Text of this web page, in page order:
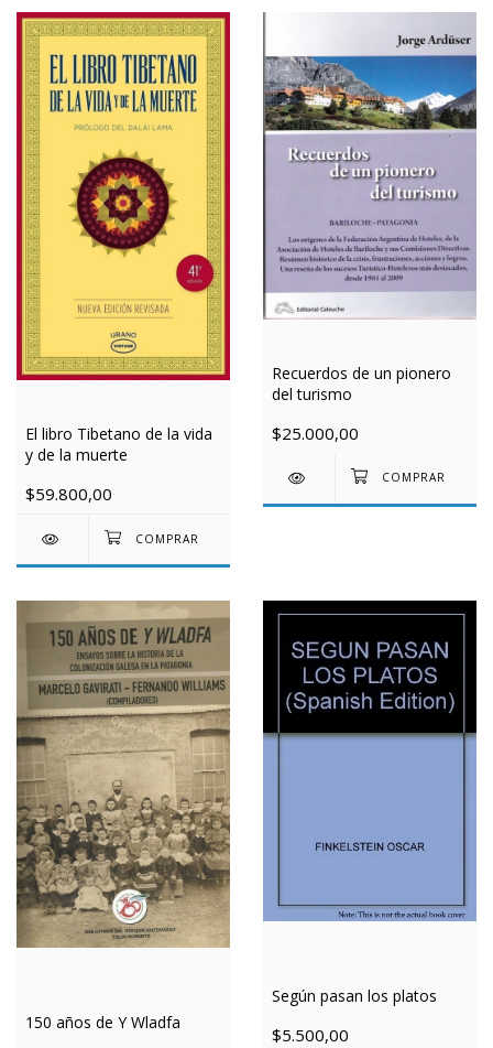
El libro Tibetano de la vida
y de la muerte
$59.800,00
Recuerdos de un pionero
del turismo
$25.000,00
150 años de Y Wladfa
Según pasan los platos
$5.500,00